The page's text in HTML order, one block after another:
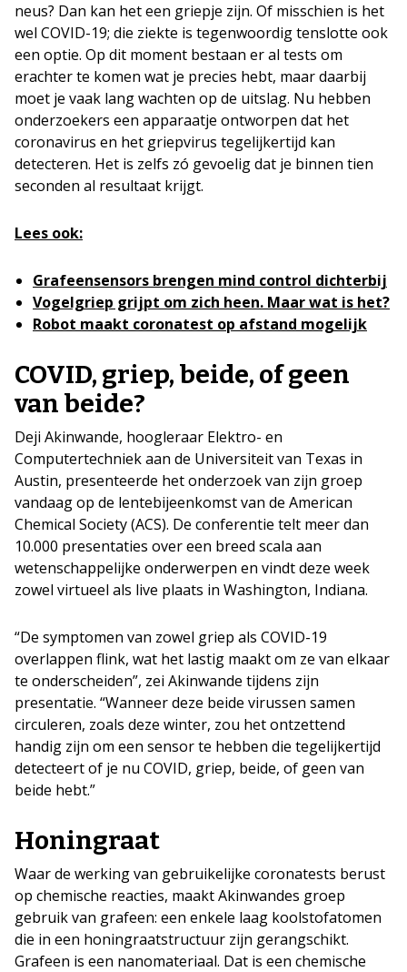
neus? Dan kan het een griepje zijn. Of misschien is het
wel COVID-19; die ziekte is tegenwoordig tenslotte ook
een optie. Op dit moment bestaan er al tests om
erachter te komen wat je precies hebt, maar daarbij
moet je vaak lang wachten op de uitslag. Nu hebben
onderzoekers een apparaatje ontworpen dat het
coronavirus en het griepvirus tegelijkertijd kan
detecteren. Het is zelfs zó gevoelig dat je binnen tien
seconden al resultaat krijgt.
Lees ook:
Grafeensensors brengen mind control dichterbij
Vogelgriep grijpt om zich heen. Maar wat is het?
Robot maakt coronatest op afstand mogelijk
COVID, griep, beide, of geen
van beide?
Deji Akinwande, hoogleraar Elektro- en
Computertechniek aan de Universiteit van Texas in
Austin, presenteerde het onderzoek van zijn groep
vandaag op de lentebijeenkomst van de American
Chemical Society (ACS). De conferentie telt meer dan
10.000 presentaties over een breed scala aan
wetenschappelijke onderwerpen en vindt deze week
zowel virtueel als live plaats in Washington, Indiana.
“De symptomen van zowel griep als COVID-19
overlappen flink, wat het lastig maakt om ze van elkaar
te onderscheiden”, zei Akinwande tijdens zijn
presentatie. “Wanneer deze beide virussen samen
circuleren, zoals deze winter, zou het ontzettend
handig zijn om een sensor te hebben die tegelijkertijd
detecteert of je nu COVID, griep, beide, of geen van
beide hebt.”
Honingraat
Waar de werking van gebruikelijke coronatests berust
op chemische reacties, maakt Akinwandes groep
gebruik van grafeen: een enkele laag koolstofatomen
die in een honingraatstructuur zijn gerangschikt.
Grafeen is een nanomateriaal. Dat is een chemische